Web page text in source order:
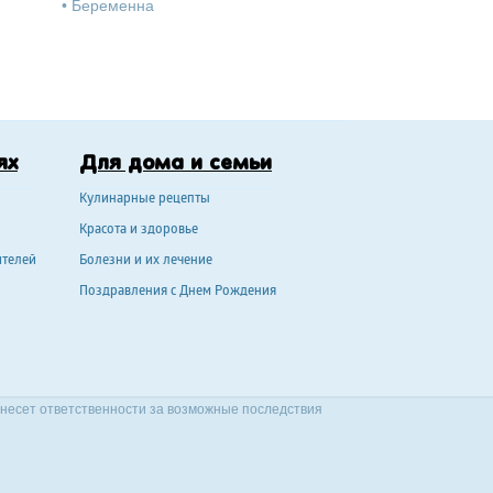
• Беременна
Для дома и семьи
Кулинарные рецепты
Красота и здоровье
Болезни и их лечение
Поздравления с Днем Рождения
ответственности за возможные последствия